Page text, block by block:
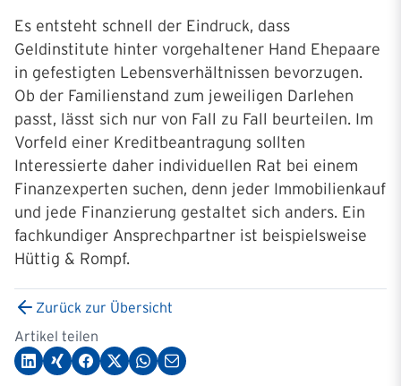
Es entsteht schnell der Eindruck, dass
Geldinstitute hinter vorgehaltener Hand Ehepaare
in gefestigten Lebensverhältnissen bevorzugen.
Ob der Familienstand zum jeweiligen Darlehen
passt, lässt sich nur von Fall zu Fall beurteilen. Im
Vorfeld einer Kreditbeantragung sollten
Interessierte daher individuellen Rat bei einem
Finanzexperten suchen, denn jeder Immobilienkauf
und jede Finanzierung gestaltet sich anders. Ein
fachkundiger Ansprechpartner ist beispielsweise
Hüttig & Rompf.
Zurück zur Übersicht
Artikel teilen